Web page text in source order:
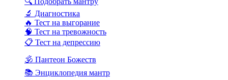
🔬 Диагностика
🔥 Тест на выгорание
🧠 Тест на тревожность
📋 Тест на депрессию
🕉️ Пантеон Божеств
📚 Энциклопедия мантр